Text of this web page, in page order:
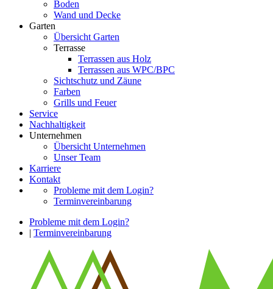
Boden
Wand und Decke
Garten
Übersicht Garten
Terrasse
Terrassen aus Holz
Terrassen aus WPC/BPC
Sichtschutz und Zäune
Farben
Grills und Feuer
Service
Nachhaltigkeit
Unternehmen
Übersicht Unternehmen
Unser Team
Karriere
Kontakt
Probleme mit dem Login?
Terminvereinbarung
Probleme mit dem Login?
| Terminvereinbarung